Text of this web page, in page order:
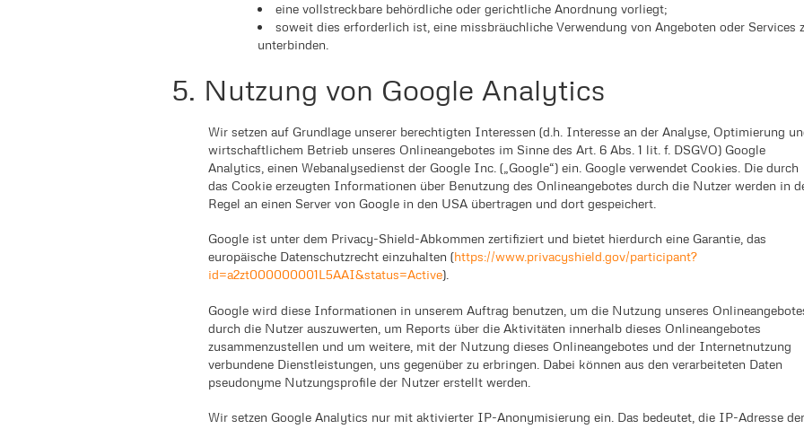
eine vollstreckbare behördliche oder gerichtliche Anordnung vorliegt;
soweit dies erforderlich ist, eine missbräuchliche Verwendung von Angeboten oder Services
unterbinden.
5. Nutzung von Google Analytics
Wir setzen auf Grundlage unserer berechtigten Interessen (d.h. Interesse an der Analyse, Optimierung
wirtschaftlichem Betrieb unseres Onlineangebotes im Sinne des Art. 6 Abs. 1 lit. f. DSGVO) Google
Analytics, einen Webanalysedienst der Google Inc. („Google“) ein. Google verwendet Cookies. Die durch
das Cookie erzeugten Informationen über Benutzung des Onlineangebotes durch die Nutzer werden in
Regel an einen Server von Google in den USA übertragen und dort gespeichert.
Google ist unter dem Privacy-Shield-Abkommen zertifiziert und bietet hierdurch eine Garantie, das
europäische Datenschutzrecht einzuhalten (https://www.privacyshield.gov/participant?
id=a2zt000000001L5AAI&status=Active).
Google wird diese Informationen in unserem Auftrag benutzen, um die Nutzung unseres
durch die Nutzer auszuwerten, um Reports über die Aktivitäten innerhalb dieses Onlineangebotes
zusammenzustellen und um weitere, mit der Nutzung dieses Onlineangebotes und der Internetnutzung
verbundene Dienstleistungen, uns gegenüber zu erbringen. Dabei können aus den verarbeiteten Daten
pseudonyme Nutzungsprofile der Nutzer erstellt werden.
Wir setzen Google Analytics nur mit aktivierter IP-Anonymisierung ein. Das bedeutet, die IP-Adresse der